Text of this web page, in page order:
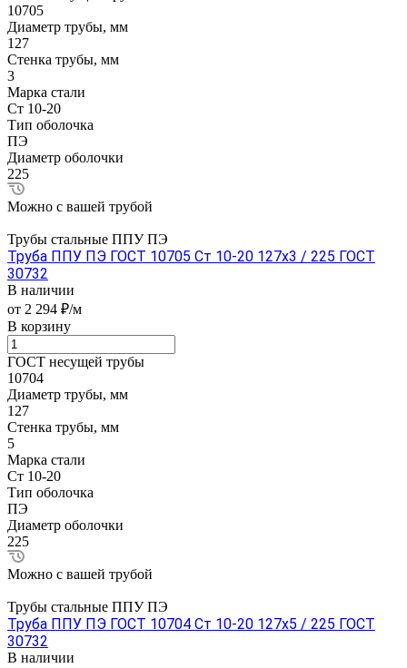
10705
Диаметр трубы, мм
127
Стенка трубы, мм
3
Марка стали
Ст 10-20
Тип оболочка
ПЭ
Диаметр оболочки
225
Можно с вашей трубой
Трубы стальные ППУ ПЭ
Труба ППУ ПЭ ГОСТ 10705 Ст 10-20 127x3 / 225 ГОСТ
30732
В наличии
от 2 294 ₽/м
В корзину
ГОСТ несущей трубы
10704
Диаметр трубы, мм
127
Стенка трубы, мм
5
Марка стали
Ст 10-20
Тип оболочка
ПЭ
Диаметр оболочки
225
Можно с вашей трубой
Трубы стальные ППУ ПЭ
Труба ППУ ПЭ ГОСТ 10704 Ст 10-20 127x5 / 225 ГОСТ
30732
В наличии